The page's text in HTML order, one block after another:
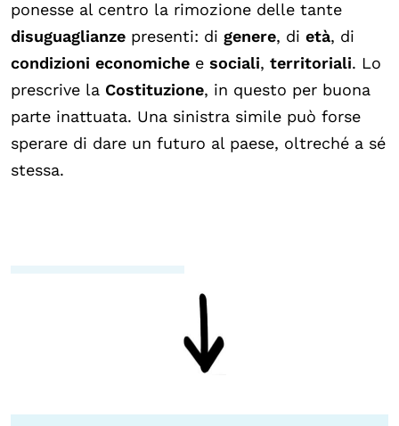
ponesse al centro la rimozione delle tante
disuguaglianze presenti: di genere, di età, di
condizioni economiche e sociali, territoriali. Lo
prescrive la Costituzione, in questo per buona
parte inattuata. Una sinistra simile può forse
sperare di dare un futuro al paese, oltreché a sé
stessa.